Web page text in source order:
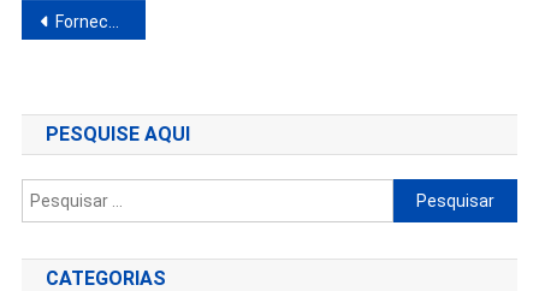
Navegação
Post
Fornecedores No Atacado de Produtos de Limpeza Para Revenda No Brasil: Guia Prático e Completo
PESQUISE AQUI
Pesquisar
por:
CATEGORIAS